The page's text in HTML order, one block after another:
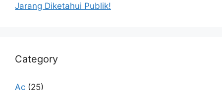
Jarang Diketahui Publik!
Category
Ac (25)